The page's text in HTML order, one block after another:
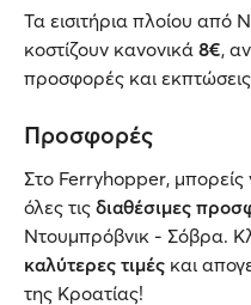
Τα εισιτήρια πλοίου από
κοστίζουν κανονικά 8€,
προσφορές και
Προσφορές
Στο Ferryhopper, μπορείς
όλες τις διαθέσιμες
Ντουμπρόβνικ - Σόβρα.
καλύτερες τιμές και
της Κροατίας!